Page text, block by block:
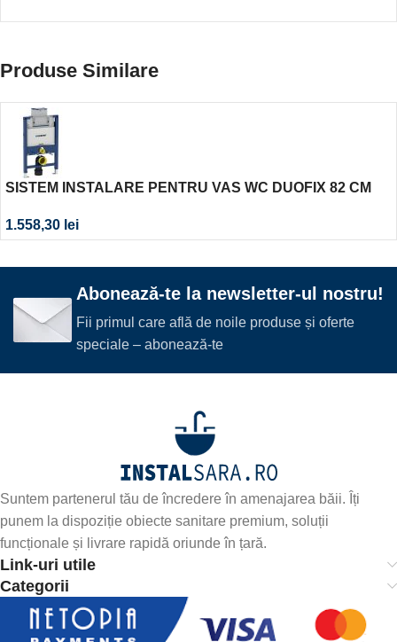
Produse Similare
SISTEM INSTALARE PENTRU VAS WC DUOFIX 82 CM
1.558,30 lei
Abonează-te la newsletter-ul nostru!
Fii primul care află de noile produse și oferte
speciale – abonează-te
Suntem partenerul tău de încredere în amenajarea băii. Îți
punem la dispoziție obiecte sanitare premium, soluții
funcționale și livrare rapidă oriunde în țară.
Link-uri utile
Categorii